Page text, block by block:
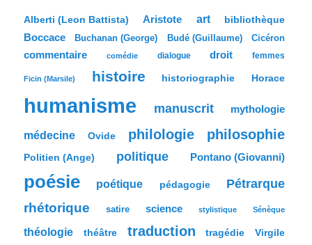
e
r
c
e
Alberti (Leon Battista) Aristote art bibliothèque
Boccace Buchanan (George) Budé (Guillaume) Cicéron
commentaire comédie dialogue droit femmes
Ficin (Marsile) histoire historiographie Horace
humanisme manuscrit mythologie
médecine Ovide philologie philosophie
Politien (Ange) politique Pontano (Giovanni)
poésie poétique pédagogie Pétrarque
rhétorique satire science stylistique Sénèque
théologie théâtre traduction tragédie Virgile